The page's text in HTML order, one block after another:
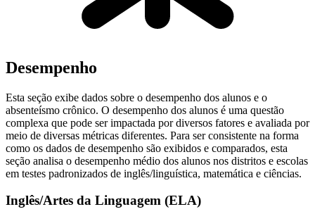
Desempenho
Esta seção exibe dados sobre o desempenho dos alunos e o
absenteísmo crônico. O desempenho dos alunos é uma questão
complexa que pode ser impactada por diversos fatores e avaliada por
meio de diversas métricas diferentes. Para ser consistente na forma
como os dados de desempenho são exibidos e comparados, esta
seção analisa o desempenho médio dos alunos nos distritos e escolas
em testes padronizados de inglês/linguística, matemática e ciências.
Inglês/Artes da Linguagem (ELA)